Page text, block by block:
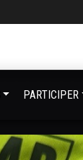
PARTICIPER